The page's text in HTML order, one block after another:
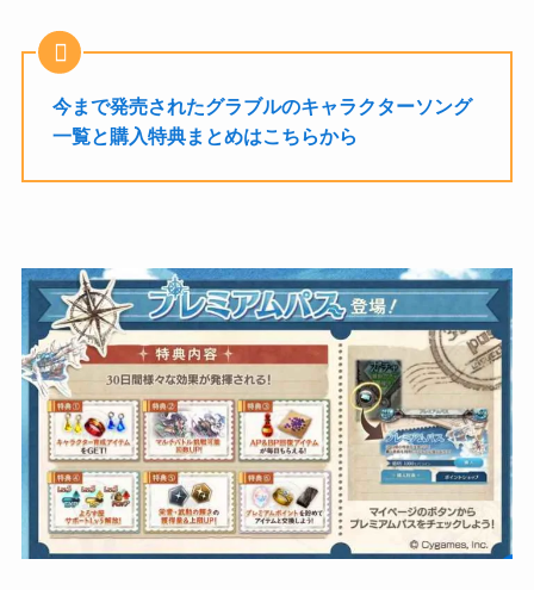
今まで発売されたグラブルのキャラクターソング
一覧と購入特典まとめはこちらから